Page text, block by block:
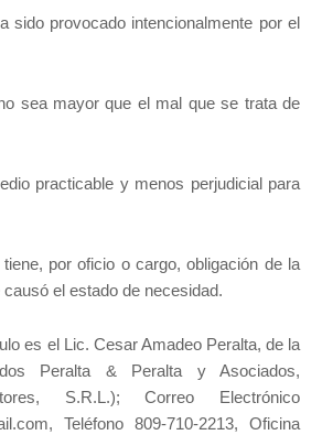
sido provocado intencionalmente por el
sea mayor que el mal que se trata de
practicable y menos perjudicial para
por oficio o cargo, obligación de la
el estado de necesidad.
es el Lic. Cesar Amadeo Peralta, de la
Peralta & Peralta y Asociados,
S.R.L.); Correo Electrónico
Teléfono 809-710-2213, Oficina